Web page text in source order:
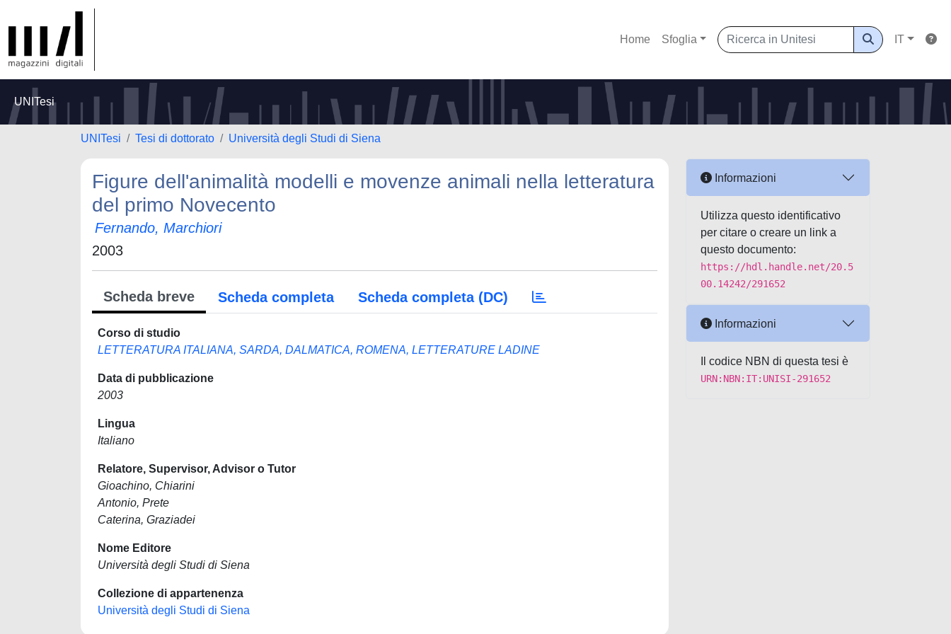
Home Sfoglia IT
UNITesi
UNITesi Tesi di dottorato Università degli Studi di Siena
Figure dell'animalità modelli e movenze animali nella letteratura
del primo Novecento
Fernando, Marchiori
2003
Scheda breve Scheda completa Scheda completa (DC)
Corso di studio
LETTERATURA ITALIANA, SARDA, DALMATICA, ROMENA, LETTERATURE LADINE
Data di pubblicazione
2003
Lingua
Italiano
Relatore, Supervisor, Advisor o Tutor
Gioachino, Chiarini
Antonio, Prete
Caterina, Graziadei
Nome Editore
Università degli Studi di Siena
Collezione di appartenenza
Università degli Studi di Siena
Informazioni
Utilizza questo identificativo
per citare o creare un link a
questo documento:
https://hdl.handle.net/20.5
00.14242/291652
Informazioni
Il codice NBN di questa tesi è
URN:NBN:IT:UNISI-291652